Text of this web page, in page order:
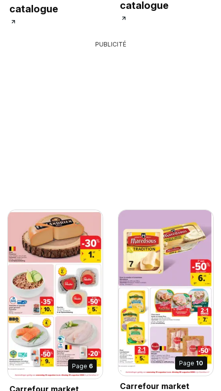
catalogue
catalogue
PUBLICITÉ
Page 6
Carrefour market
Page 10
Carrefour market